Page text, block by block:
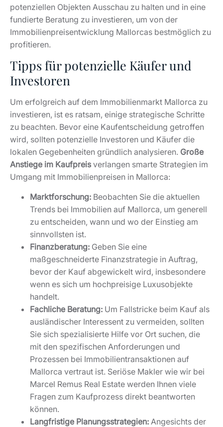
potenziellen Objekten Ausschau zu halten und in eine
fundierte Beratung zu investieren, um von der
Immobilienpreisentwicklung Mallorcas bestmöglich zu
profitieren.
Tipps für potenzielle Käufer und
Investoren
Um erfolgreich auf dem Immobilienmarkt Mallorca zu
investieren, ist es ratsam, einige strategische Schritte
zu beachten. Bevor eine Kaufentscheidung getroffen
wird, sollten potenzielle Investoren und Käufer die
lokalen Gegebenheiten gründlich analysieren. Große
Anstiege im Kaufpreisverlangen smarte Strategien im
Umgang mit Immobilienpreisen in Mallorca:
Marktforschung: Beobachten Sie die aktuellen
Trends bei Immobilien auf Mallorca, um generell
zu entscheiden, wann und wo der Einstieg am
sinnvollsten ist.
Finanzberatung: Geben Sie eine
maßgeschneiderte Finanzstrategie in Auftrag,
bevor der Kauf abgewickelt wird, insbesondere
wenn es sich um hochpreisige Luxusobjekte
handelt.
Fachliche Beratung: Um Fallstricke beim Kauf als
ausländischer Interessent zu vermeiden, sollten
Sie sich spezialisierte Hilfe vor Ort suchen, die
mit den spezifischen Anforderungen und
Prozessen bei Immobilientransaktionen auf
Mallorca vertraut ist. Seriöse Makler wie wir bei
Marcel Remus Real Estate werden Ihnen viele
Fragen zum Kaufprozess direkt beantworten
können.
Langfristige Planungsstrategien: Angesichts der